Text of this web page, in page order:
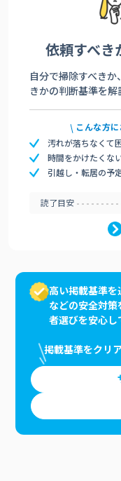
依頼すべき
自分で掃除すべき
きかの判断基準を解
こんな方
汚れが落ちなくて
時間をかけたくな
引越し・転居の予
読了目安
高い掲載基準
などの安全対
者選びを安心し
掲載基準をクリ